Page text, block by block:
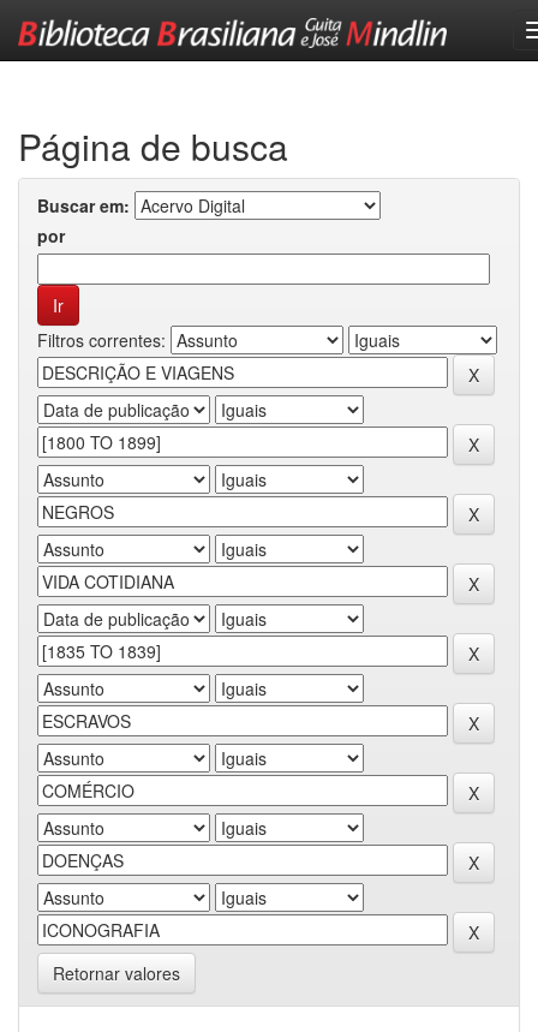
Página de busca
Buscar em:
por
Filtros correntes:
Retornar valores